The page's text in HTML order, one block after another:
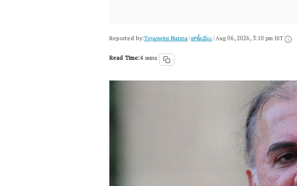
Reported by:Tejaswini Nanna|జాతీయం|Aug 06, 2026, 3:10 pm IST
Read Time:4 mins